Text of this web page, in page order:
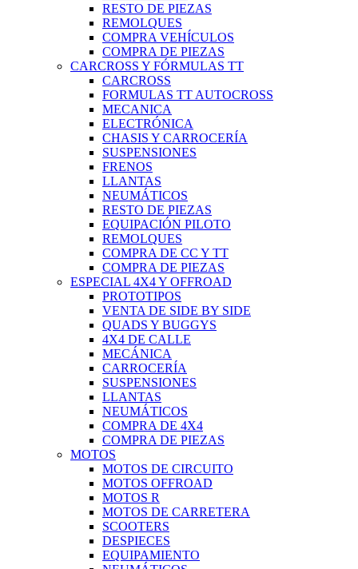
RESTO DE PIEZAS
REMOLQUES
COMPRA VEHÍCULOS
COMPRA DE PIEZAS
CARCROSS Y FÓRMULAS TT
CARCROSS
FORMULAS TT AUTOCROSS
MECANICA
ELECTRÓNICA
CHASIS Y CARROCERÍA
SUSPENSIONES
FRENOS
LLANTAS
NEUMÁTICOS
RESTO DE PIEZAS
EQUIPACIÓN PILOTO
REMOLQUES
COMPRA DE CC Y TT
COMPRA DE PIEZAS
ESPECIAL 4X4 Y OFFROAD
PROTOTIPOS
VENTA DE SIDE BY SIDE
QUADS Y BUGGYS
4X4 DE CALLE
MECÁNICA
CARROCERÍA
SUSPENSIONES
LLANTAS
NEUMÁTICOS
COMPRA DE 4X4
COMPRA DE PIEZAS
MOTOS
MOTOS DE CIRCUITO
MOTOS OFFROAD
MOTOS R
MOTOS DE CARRETERA
SCOOTERS
DESPIECES
EQUIPAMIENTO